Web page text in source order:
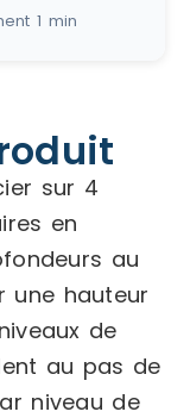
1 min
sur 4
en
au
une hauteur
de
au pas de
niveau de